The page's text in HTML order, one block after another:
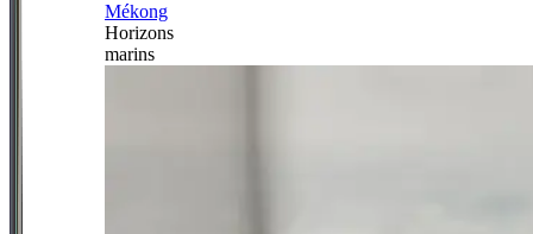
Mékong
Horizons
marins